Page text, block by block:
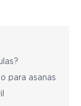
para asanas